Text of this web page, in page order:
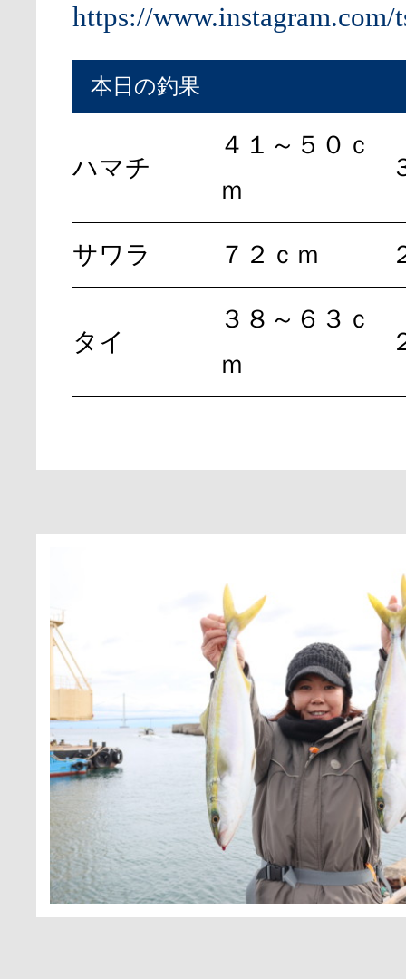
https://www.instagram.com/
本日の釣果
ハマチ
４１～５０ｃ
ｍ
サワラ ７２ｃｍ
タイ
３８～６３ｃ
ｍ